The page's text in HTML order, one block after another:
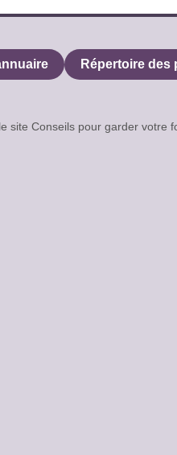
Répertoire
site Conseils pour garder votre